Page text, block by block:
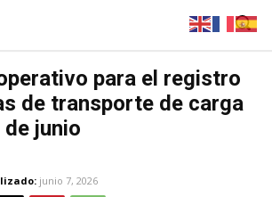
para el registro
de transporte de carga
junio
junio 7, 2026